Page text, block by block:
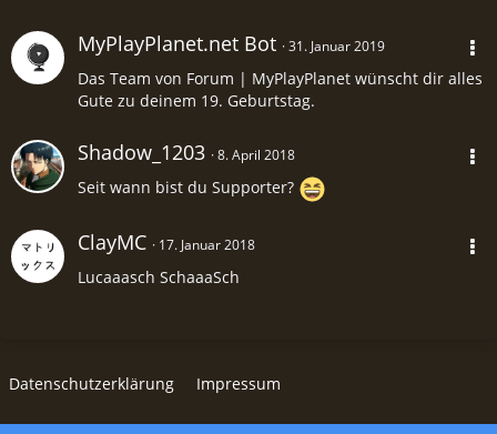
MyPlayPlanet.net Bot 31. Januar 2019
Das Team von Forum | MyPlayPlanet wünscht dir alles
Gute zu deinem 19. Geburtstag.
Shadow_1203 8. April 2018
Seit wann bist du Supporter?
ClayMC 17. Januar 2018
Lucaaasch SchaaaSch
Datenschutzerklärung Impressum